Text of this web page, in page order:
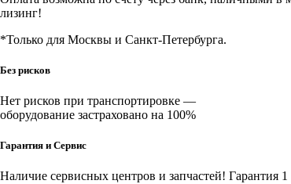
лизинг!
*Только для Москвы и Санкт-Петербурга.
Без рисков
Нет рисков при транспортировке —
оборудование застраховано на 100%
Гарантия и Сервис
Наличие сервисных центров и запчастей! Гарантия